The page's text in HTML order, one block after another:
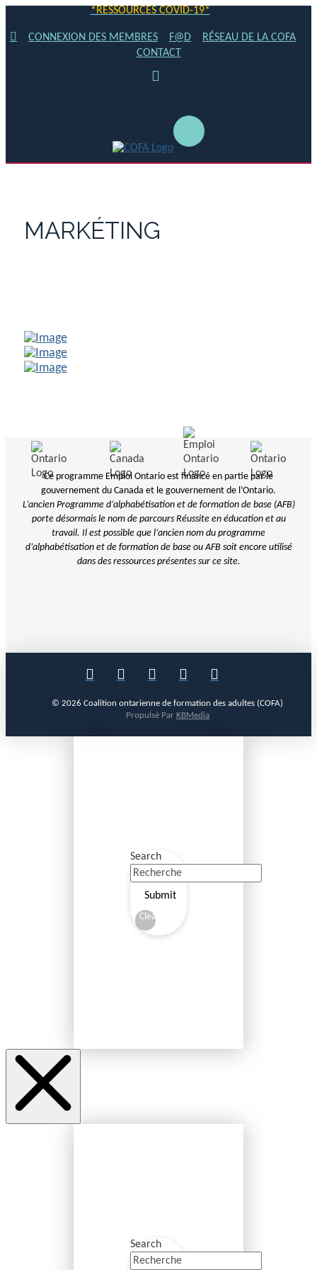
*RESSOURCES COVID-19*
CONNEXION DES MEMBRES F@D
RÉSEAU DE LA COFA
CONTACT
MARKÉTING
Ce programme Emploi Ontario est financé en partie par le
gouvernement du Canada et le gouvernement de l’Ontario.
L’ancien Programme d’alphabétisation et de formation de base (AFB)
porte désormais le nom de parcours Réussite en éducation et au
travail. Il est possible que l’ancien nom du programme
d’alphabétisation et de formation de base ou AFB soit encore utilisé
dans des ressources présentes sur ce site.
© 2026 Coalition ontarienne de formation des adultes (COFA)
Propulsé Par KBMedia
Search
Submit
Clear
Search